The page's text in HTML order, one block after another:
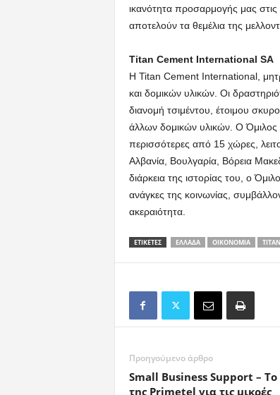
ικανότητα προσαρμογής μας στις
αποτελούν τα θεμέλια της
Titan Cement International SA
Η Titan Cement International,
και δομικών υλικών. Οι
διανομή τσιμέντου, έτοιμου
άλλων δομικών υλικών. Ο Όμιλος
περισσότερες από 15 χώρες,
Αλβανία, Βουλγαρία, Βόρεια
διάρκεια της ιστορίας του, ο
ανάγκες της κοινωνίας,
ακεραιότητα.
ΕΤΙΚΕΤΕΣ ΕΛΛΆΔΑ ΟΙΚΟΝΟΜΊΑ ΤΙΤΑΝ
Προηγούμενο άρθρο
Small Business Support – Το
της Primetel για τις μικρές